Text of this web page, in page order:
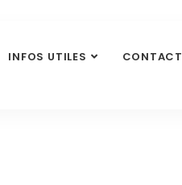
INFOS UTILES CONTACT